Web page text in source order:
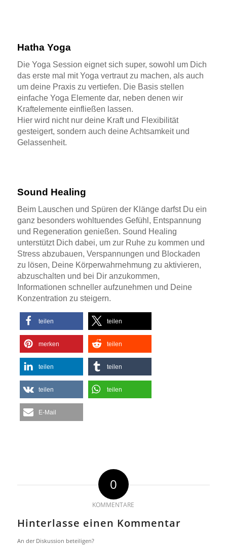
Hatha Yoga
Die Yoga Session eignet sich super, sowohl um Dich
das erste mal mit Yoga vertraut zu machen, als auch
um deine Praxis zu vertiefen. Die Basis stellen
einfache Yoga Elemente dar, neben denen wir
Kraftelemente einfließen lassen.
Hier wird nicht nur deine Kraft und Flexibilität
gesteigert, sondern auch deine Achtsamkeit und
Gelassenheit.
Sound Healing
Beim Lauschen und Spüren der Klänge darfst Du ein
ganz besonders wohltuendes Gefühl, Entspannung
und Regeneration genießen. Sound Healing
unterstützt Dich dabei, um zur Ruhe zu kommen und
Stress abzubauen, Verspannungen und Blockaden
zu lösen, Deine Körperwahrnehmung zu aktivieren,
abzuschalten und bei Dir anzukommen,
Informationen schneller aufzunehmen und Deine
Konzentration zu steigern.
teilen teilen
merken teilen
teilen teilen
teilen teilen
E-Mail
0
KOMMENTARE
Hinterlasse einen Kommentar
An der Diskussion beteiligen?